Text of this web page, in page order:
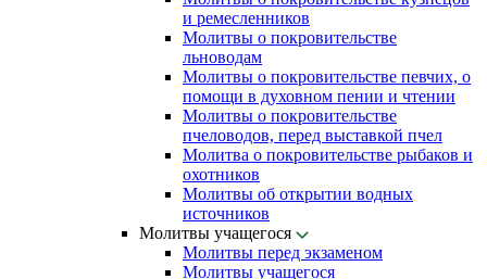
и ремесленников
Молитвы о покровительстве
льноводам
Молитвы о покровительстве певчих, о
помощи в духовном пении и чтении
Молитвы о покровительстве
пчеловодов, перед выставкой пчел
Молитва о покровительстве рыбаков и
охотников
Молитвы об открытии водных
источников
Молитвы учащегося
Молитвы перед экзаменом
Молитвы учащегося